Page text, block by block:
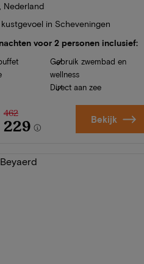
Nederland
in Scheveningen
voor 2 personen inclusief:
Gebruik zwembad en
wellness
Direct aan zee
462
229 Bekijk